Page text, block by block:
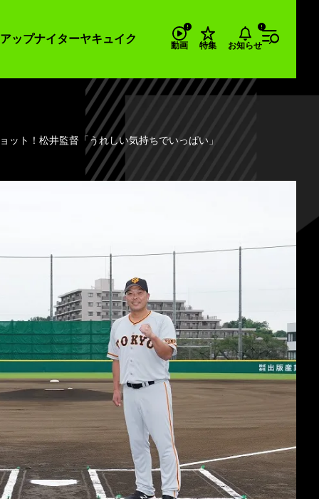
ップナイターヤキュイク
動画 特集 お知らせ
ト！松井監督「うれしい気持ちでいっぱい」